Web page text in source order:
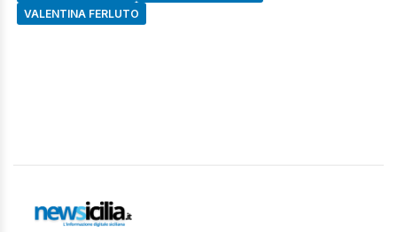
VALENTINA FERLUTO